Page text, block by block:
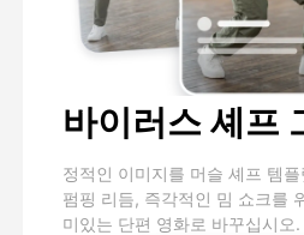
바이러스 셰프
정적인 이미지를 머슬 셰프 템
펌핑 리듬, 즉각적인 밈 쇼크를
미있는 단편 영화로 바꾸십시오.